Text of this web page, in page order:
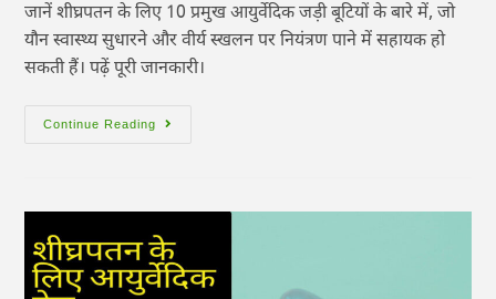
जानें शीघ्रपतन के लिए 10 प्रमुख आयुर्वेदिक जड़ी बूटियों के बारे में, जो
यौन स्वास्थ्य सुधारने और वीर्य स्खलन पर नियंत्रण पाने में सहायक हो
सकती हैं। पढ़ें पूरी जानकारी।
Continue Reading